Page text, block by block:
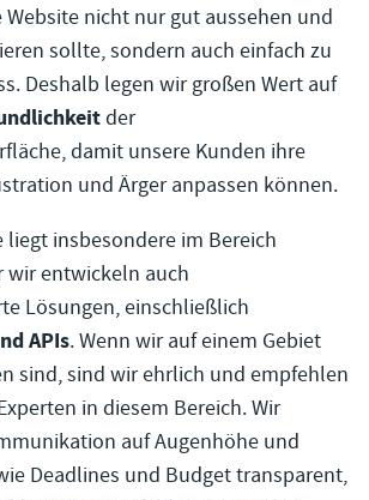
nicht nur gut aussehen und
sollte, sondern auch einfach zu
Deshalb legen wir großen Wert auf
der
damit unsere Kunden ihre
und Ärger anpassen können.
liegt insbesondere im Bereich
wir entwickeln auch
Lösungen, einschließlich
APIs. Wenn wir auf einem Gebiet
sind, sind wir ehrlich und empfehlen
in diesem Bereich. Wir
auf Augenhöhe und
Deadlines und Budget transparent,